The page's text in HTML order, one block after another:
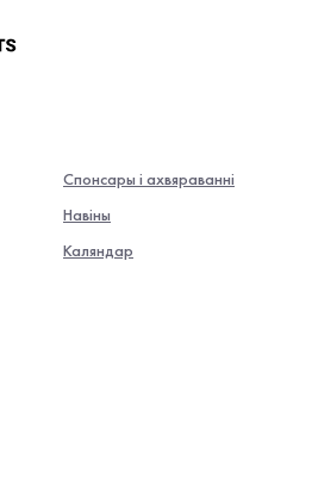
Спонсары і ахвяраванні
Навiны
Каляндар